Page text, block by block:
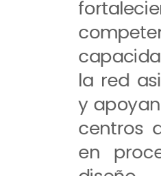
la red
y
centros
en